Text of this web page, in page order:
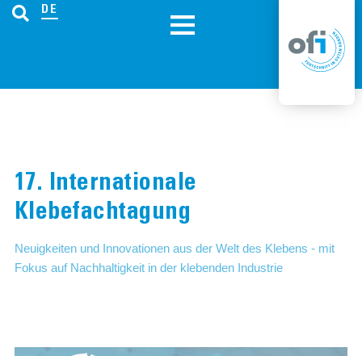
DE
17. Internationale
Klebefachtagung
Neuigkeiten und Innovationen aus der Welt des Klebens - mit
Fokus auf Nachhaltigkeit in der klebenden Industrie